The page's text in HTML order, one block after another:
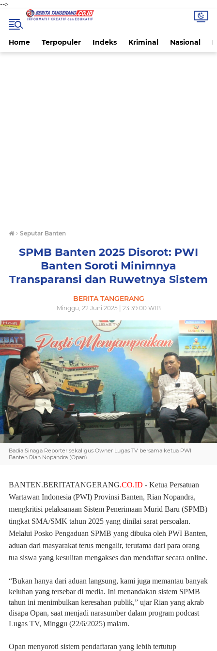
-->
Home Terpopuler Indeks Kriminal Nasional
› Seputar Banten
SPMB Banten 2025 Disorot: PWI
Banten Soroti Minimnya
Transparansi dan Ruwetnya Sistem
BERITA TANGERANG
Minggu, 22 Juni 2025 | 23.39.00 WIB
Badia Sinaga Reporter sekaligus Owner Lugas TV bersama ketua PWI
Banten Rian Nopandra (Opan)
BANTEN.BERITATANGERANG.CO.ID - Ketua Persatuan
Wartawan Indonesia (PWI) Provinsi Banten, Rian Nopandra,
mengkritisi pelaksanaan Sistem Penerimaan Murid Baru (SPMB)
tingkat SMA/SMK tahun 2025 yang dinilai sarat persoalan.
Melalui Posko Pengaduan SPMB yang dibuka oleh PWI Banten,
aduan dari masyarakat terus mengalir, terutama dari para orang
tua siswa yang kesulitan mengakses dan mendaftar secara online.
“Bukan hanya dari aduan langsung, kami juga memantau banyak
keluhan yang tersebar di media. Ini menandakan sistem SPMB
tahun ini menimbulkan keresahan publik,” ujar Rian yang akrab
disapa Opan, saat menjadi narasumber dalam program podcast
Lugas TV, Minggu (22/6/2025) malam.
Opan menyoroti sistem pendaftaran yang lebih tertutup